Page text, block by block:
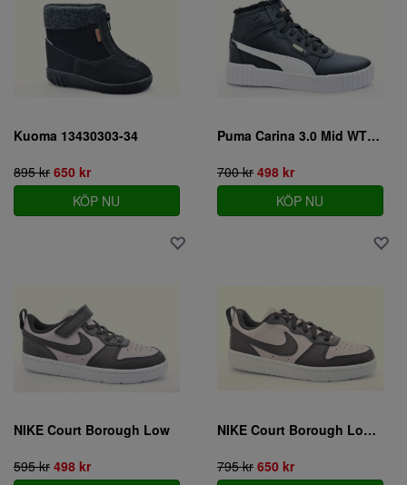
Kuoma 13430303-34
895 kr 650 kr
KÖP NU
Puma Carina 3.0 Mid WTR Jr
700 kr 498 kr
KÖP NU
NIKE Court Borough Low
595 kr 498 kr
NIKE Court Borough Low recraft - Ungdom
795 kr 650 kr